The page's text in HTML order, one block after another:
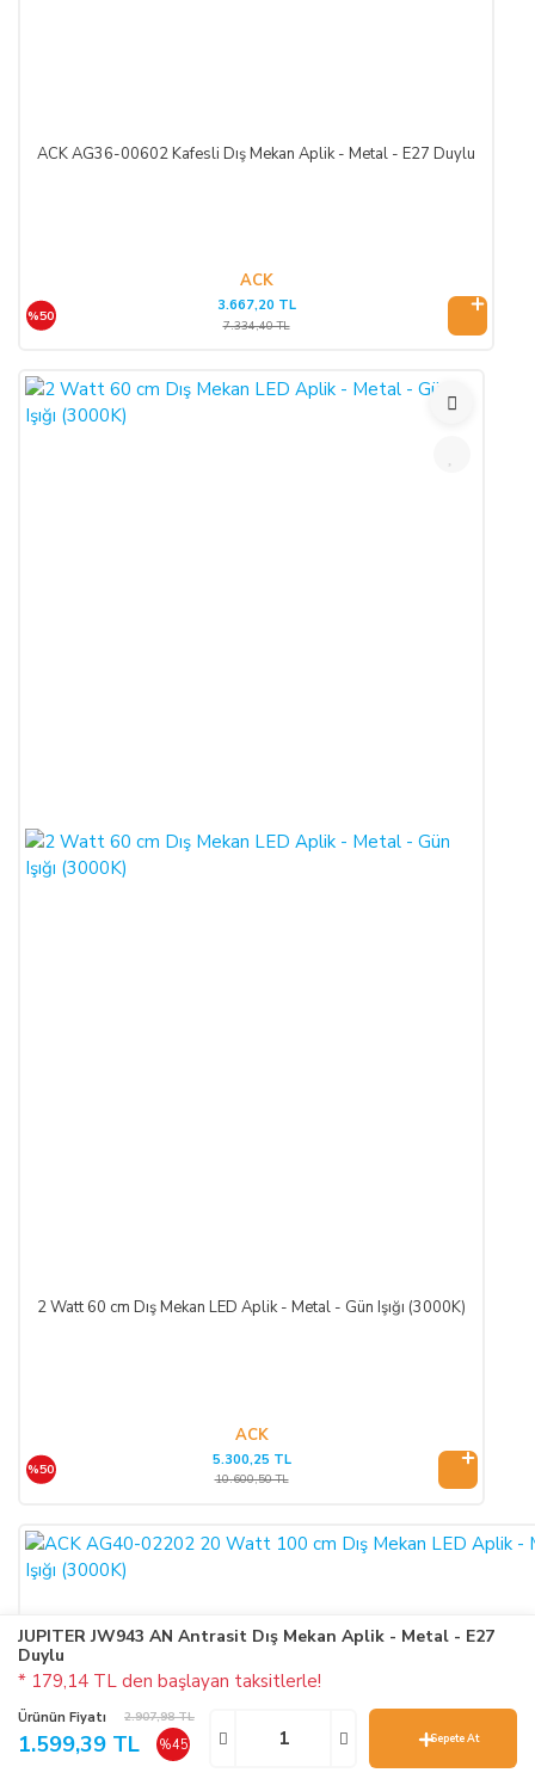
JUPITER JW943 AN Antrasit Dış Mekan Aplik - Metal - E27
Duylu
* 179,14 TL den başlayan taksitlerle!
Ürünün Fiyatı 2.907,98 TL
1.599,39 TL %45 Sepete At
ACK AG36-00602 Kafesli Dış Mekan Aplik - Metal - E27 Duylu
ACK
%50
3.667,20 TL
7.334,40 TL
2 Watt 60 cm Dış Mekan LED Aplik - Metal - Gün Işığı (3000K)
ACK
%50
5.300,25 TL
10.600,50 TL